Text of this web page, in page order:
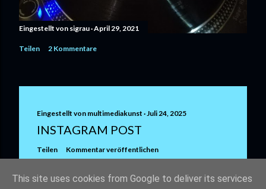
Eingestellt von sigrau April 29, 2021
Teilen 2 Kommentare
Eingestellt von multimediakunst Juli 24, 2025
INSTAGRAM POST
Teilen Kommentar veröffentlichen
This site uses cookies from Google to deliver its services